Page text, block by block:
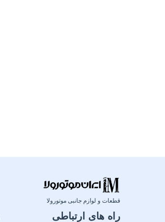
قطعات و لوازم جانبی موتورولا
راه های ارتباطی